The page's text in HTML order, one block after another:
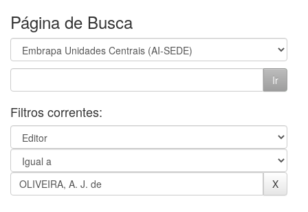
Página de Busca
Filtros correntes: